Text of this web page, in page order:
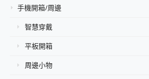
手機開箱/周邊
智慧穿戴
平板開箱
周邊小物